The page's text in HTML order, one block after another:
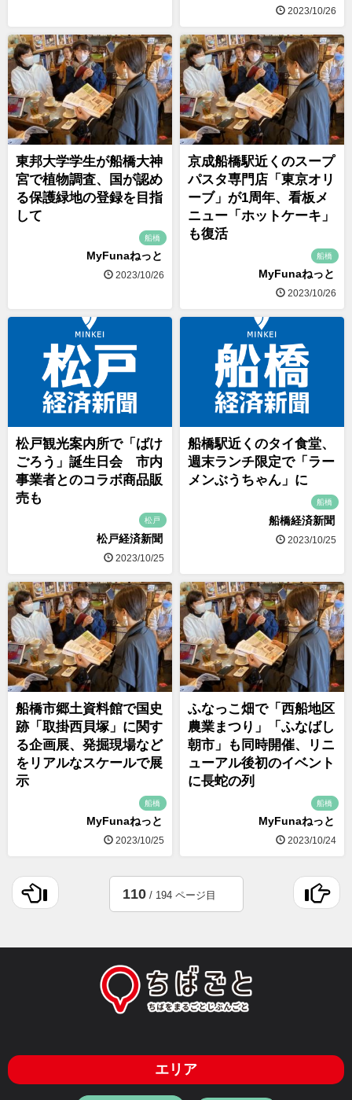
2023/10/26
東邦大学学生が船橋大神
宮で植物調査、国が認め
る保護緑地の登録を目指
して
船橋
MyFunaねっと
2023/10/26
京成船橋駅近くのスープ
パスタ専門店「東京オリ
ーブ」が1周年、看板メ
ニュー「ホットケーキ」
も復活
船橋
MyFunaねっと
2023/10/26
松戸観光案内所で「ばけ
ごろう」誕生日会 市内
事業者とのコラボ商品販
売も
松戸
松戸経済新聞
2023/10/25
船橋駅近くのタイ食堂、
週末ランチ限定で「ラー
メンぶうちゃん」に
船橋
船橋経済新聞
2023/10/25
船橋市郷土資料館で国史
跡「取掛西貝塚」に関す
る企画展、発掘現場など
をリアルなスケールで展
示
船橋
MyFunaねっと
2023/10/25
ふなっこ畑で「西船地区
農業まつり」「ふなばし
朝市」も同時開催、リニ
ューアル後初のイベント
に長蛇の列
船橋
MyFunaねっと
2023/10/24
110/ 194 ページ目
エリア